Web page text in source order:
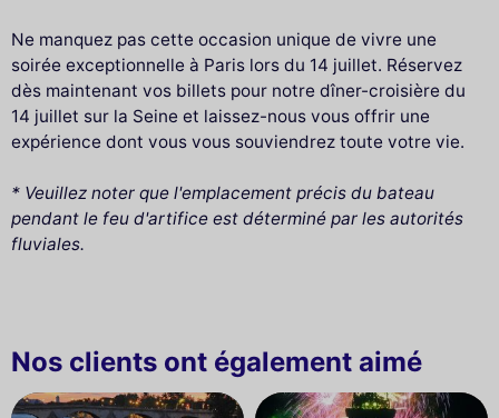
Ne manquez pas cette occasion unique de vivre une
soirée exceptionnelle à Paris lors du 14 juillet. Réservez
dès maintenant vos billets pour notre dîner-croisière du
14 juillet sur la Seine et laissez-nous vous offrir une
expérience dont vous vous souviendrez toute votre vie.
* Veuillez noter que l'emplacement précis du bateau
pendant le feu d'artifice est déterminé par les autorités
fluviales.
Nos clients ont également aimé